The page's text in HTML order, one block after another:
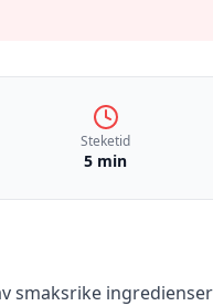
Steketid
5 min
smaksrike